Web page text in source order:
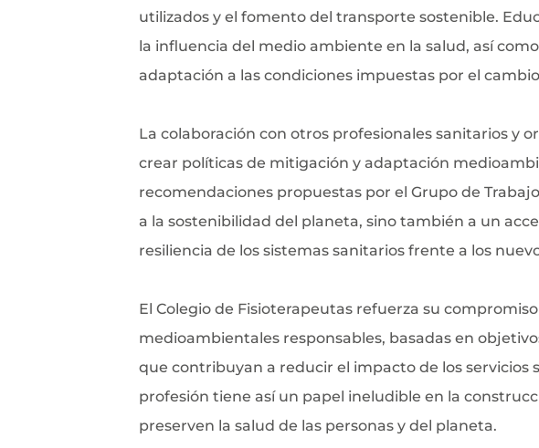
utilizados y el fomento del transporte sostenible.
la influencia del medio ambiente en la salud, así
adaptación a las condiciones impuestas por el
La colaboración con otros profesionales sanitarios y
crear políticas de mitigación y adaptación
recomendaciones propuestas por el Grupo de
a la sostenibilidad del planeta, sino también a un
resiliencia de los sistemas sanitarios frente a los
El Colegio de Fisioterapeutas refuerza su
medioambientales responsables, basadas en
que contribuyan a reducir el impacto de los servicios
profesión tiene así un papel ineludible en la
preserven la salud de las personas y del planeta.